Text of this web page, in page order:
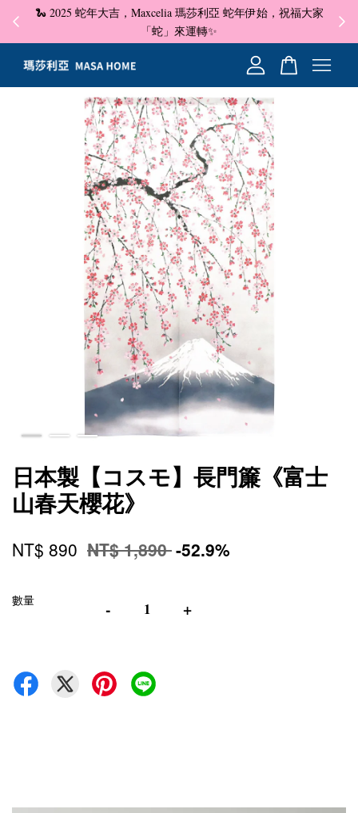
🐍 2025 蛇年大吉，Maxcelia 瑪莎利亞 蛇年伊始，祝福大家
「蛇」來運轉✨
✦
日本製【コスモ】長門簾《富士
山春天櫻花》
NT$ 890 NT$ 1,890-52.9%
數量 - +
您的購物車目前還是空的。
繼續購物